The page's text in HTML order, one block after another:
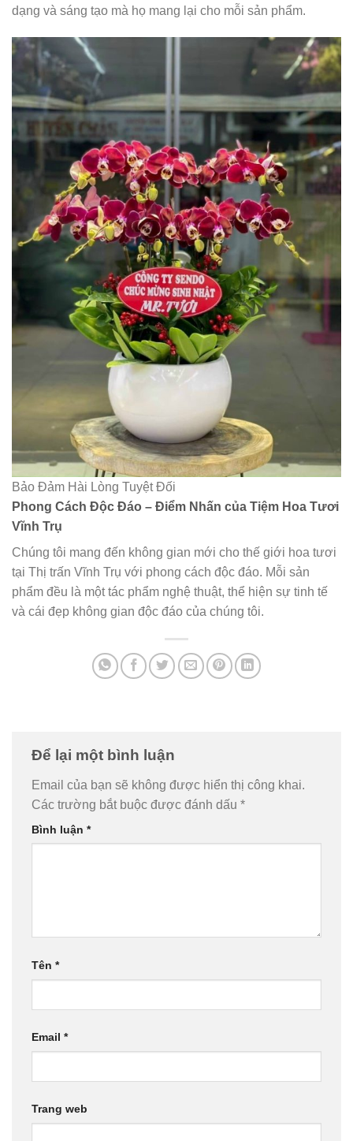
dạng và sáng tạo mà họ mang lại cho mỗi sản phẩm.
Bảo Đảm Hài Lòng Tuyệt Đối
Phong Cách Độc Đáo – Điểm Nhấn của Tiệm Hoa Tươi
Vĩnh Trụ
Chúng tôi mang đến không gian mới cho thế giới hoa tươi
tại Thị trấn Vĩnh Trụ với phong cách độc đáo. Mỗi sản
phẩm đều là một tác phẩm nghệ thuật, thể hiện sự tinh tế
và cái đẹp không gian độc đáo của chúng tôi.
Để lại một bình luận
Email của bạn sẽ không được hiển thị công khai.
Các trường bắt buộc được đánh dấu *
Bình luận *
Tên *
Email *
Trang web